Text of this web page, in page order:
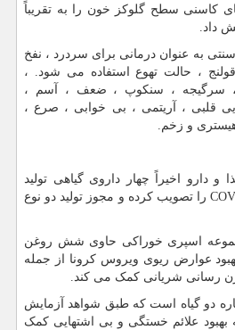
کاسنی سطح گلوکز خون را به تقریباً
داد.
سنتی به عنوان درمانی برای سردرد ، نفخ
، حالت تهوع استفاده می شود. ،
سرگیجه ، سنکوپ ، ضعف ، آسم ،
قلبی ، آریتمی ، بی خوابی ، صرع ،
و زخم.
دارو اخیراً چهار داروی گیاهی تولید
را تصویب کرده و مجوز تولید دو نوع
اسپری خوراکی حاوی شش روغن
عوارض ریوی ویروس کرونا از جمله
رسانی شریانی کمک می کند.
دو گیاه است که طبق شواهد آزمایش
بهبود علائم خستگی و بی اشتهایی کمک